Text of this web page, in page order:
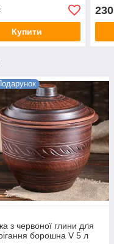
Купити
230
з червоної глини для
борошна V 5 л